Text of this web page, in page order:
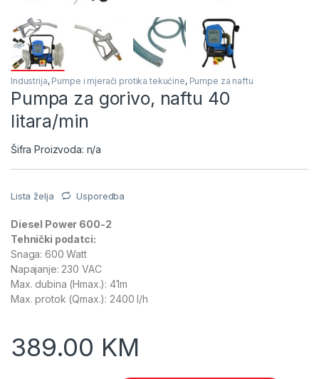
Industrija, Pumpe i mjerači protika tekućine, Pumpe za naftu
Pumpa za gorivo, naftu 40
litara/min
Šifra Proizvoda: n/a
Lista želja Usporedba
Diesel Power 600-2
Tehnički podatci:
Snaga: 600 Watt
Napajanje: 230 VAC
Max. dubina (Hmax.): 41m
Max. protok (Qmax.): 2400 l/h
389.00 KM